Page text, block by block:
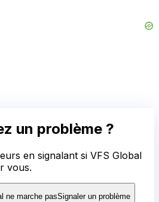
un problème ?
en signalant si VFS Global
vous.
ne marche pasSignaler un problème